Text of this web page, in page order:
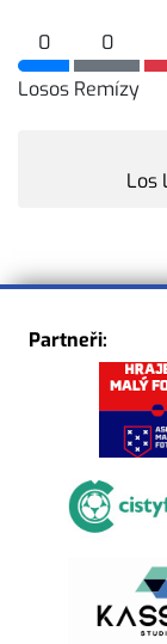
0
Losos
0
Remízy
Los
Partneři: